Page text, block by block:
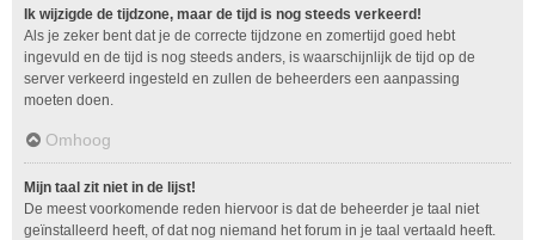
Ik wijzigde de tijdzone, maar de tijd is nog steeds verkeerd!
Als je zeker bent dat je de correcte tijdzone en zomertijd goed hebt
ingevuld en de tijd is nog steeds anders, is waarschijnlijk de tijd op de
server verkeerd ingesteld en zullen de beheerders een aanpassing
moeten doen.
Omhoog
Mijn taal zit niet in de lijst!
De meest voorkomende reden hiervoor is dat de beheerder je taal niet
geïnstalleerd heeft, of dat nog niemand het forum in je taal vertaald heeft.